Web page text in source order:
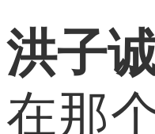
洪子
在那